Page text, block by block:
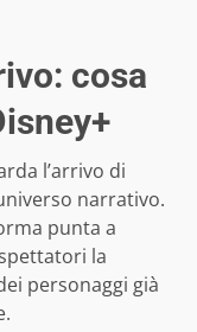
cosa
l’arrivo di
narrativo.
punta a
la
personaggi già